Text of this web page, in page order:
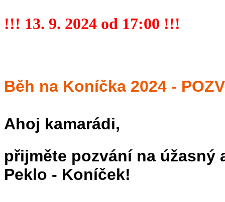
!!! 13. 9. 2024 od 17:00 !!!
Běh na Koníčka 2024 -
Ahoj kamarádi,
přijměte pozvání na úžasný
Peklo - Koníček!